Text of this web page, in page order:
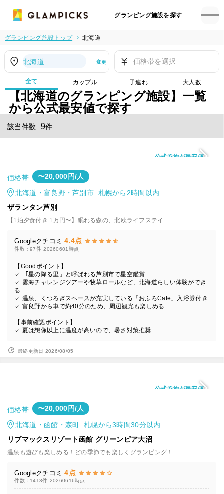
グランピング施設を探す
グランピング施設トップ 北海道
北海道 変更 価格帯を選択
全て カップル 子連れ 大人数
【北海道のグランピング施設】一覧
から公式最安値で探す
該当件数 9件
公式予約が最安値
価格帯 〜20,000円/人
北海道・富良野・芦別市 札幌から2時間以内
ザランタン芦別
【1泊夕食付き 1万円〜】眠れる森の、北欧ライフステイ
Googleクチコミ 4.4点
件数：97件 20260601時点
【Goodポイント】
✓ 「星の降る里」と呼ばれる芦別市で星空鑑賞
✓ 雲海チャレンジツアーや牧草ロールなど、北海道らしい体験ができ
る
✓ 温泉、くつろぎスペースが充実している「おふろCafe」入浴券付き
✓ 富良野から車で約40分のため、周辺観光も楽しめる
【事前確認ポイント】
✓ 夏は想像以上に温度が高いので、暑さ対策推奨
最終更新日 2026/08/05
公式予約が最安値
価格帯 〜20,000円/人
北海道・函館・森町 札幌から3時間30分以内
リブマックスリゾート函館 グリーンピア大沼
温泉も遊びも楽しめる！どの季節でも楽しくグランピング！
Googleクチコミ 4点
件数：1413件 20260616時点